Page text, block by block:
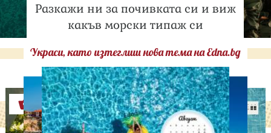
Разкажи ни за почивката си и виж
какъв морски типаж си
Украси, като изтеглиш нова тема на Edna.bg
Оферти